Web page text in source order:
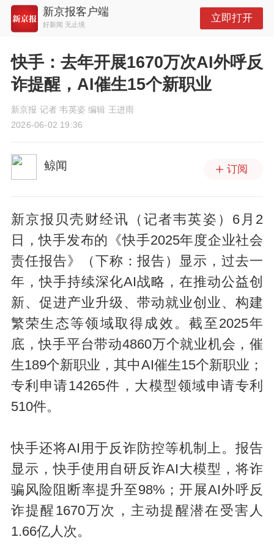
新京报客户端
好新闻 无止境
立即打开
快手：去年开展1670万次AI外呼反
诈提醒，AI催生15个新职业
新京报 记者 韦英姿 编辑 王进雨
2026-06-02 19:36
鲸闻 订阅
新京报贝壳财经讯（记者韦英姿）6月2
日，快手发布的《快手2025年度企业社会
责任报告》（下称：报告）显示，过去一
年，快手持续深化AI战略，在推动公益创
新、促进产业升级、带动就业创业、构建
繁荣生态等领域取得成效。截至2025年
底，快手平台带动4860万个就业机会，催
生189个新职业，其中AI催生15个新职业；
专利申请14265件，大模型领域申请专利
510件。
快手还将AI用于反诈防控等机制上。报告
显示，快手使用自研反诈AI大模型，将诈
骗风险阻断率提升至98%；开展AI外呼反
诈提醒1670万次，主动提醒潜在受害人
1.66亿人次。